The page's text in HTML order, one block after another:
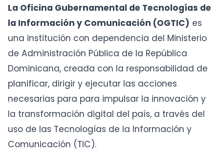
La Oficina Gubernamental de Tecnologías de
la Información y Comunicación (OGTIC) es
una institución con dependencia del Ministerio
de Administración Pública de la República
Dominicana, creada con la responsabilidad de
planificar, dirigir y ejecutar las acciones
necesarias para para impulsar la innovación y
la transformación digital del país, a través del
uso de las Tecnologías de la Información y
Comunicación (TIC).